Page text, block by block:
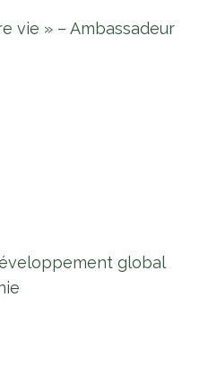
vie » – Ambassadeur
global